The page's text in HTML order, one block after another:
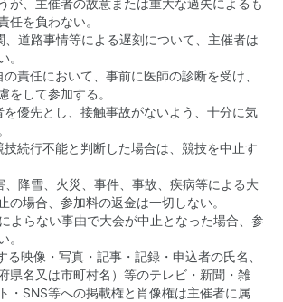
が、主催者の故意または重大な過失によるも
任を負わない。
、道路事情等による遅刻について、主催者は
。
の責任において、事前に医師の診断を受け、
をして参加する。
を優先とし、接触事故がないよう、十分に気
技続行不能と判断した場合は、競技を中止す
、降雪、火災、事件、事故、疾病等による大
の場合、参加料の返金は一切しない。
よらない事由で大会が中止となった場合、参
。
る映像・写真・記事・記録・申込者の氏名、
県名又は市町村名）等のテレビ・新聞・雑
・SNS等への掲載権と肖像権は主催者に属